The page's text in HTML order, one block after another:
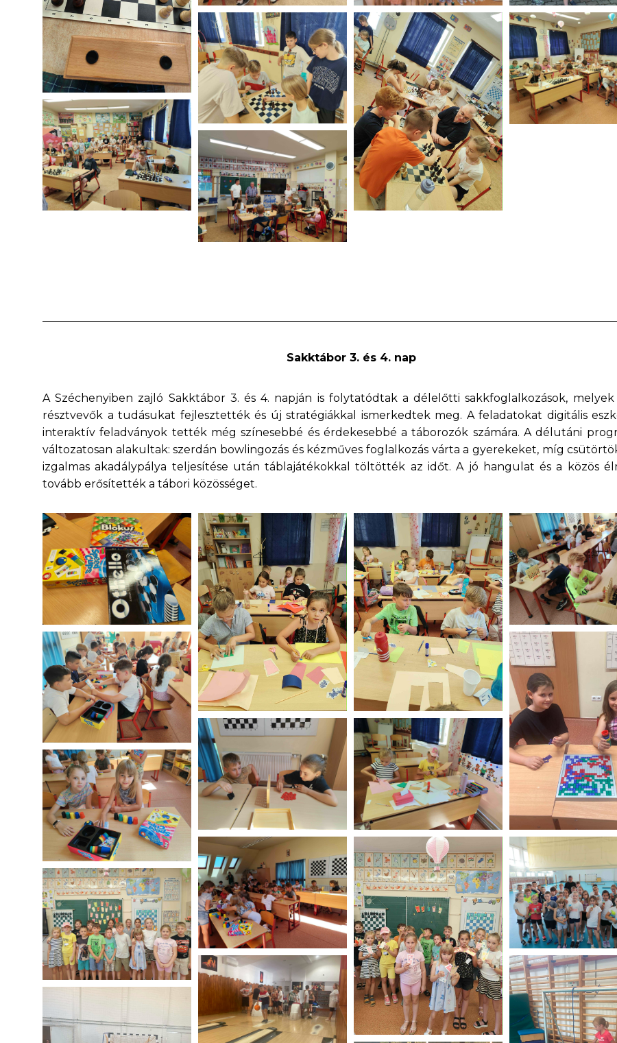
Sakktábor 3. és 4. nap
A Széchenyiben zajló Sakktábor 3. és 4. napján is folytatódtak a délelőtti sakkfoglalkozások, melyek
résztvevők a tudásukat fejlesztették és új stratégiákkal ismerkedtek meg. A feladatokat digitális
interaktív feladványok tették még színesebbé és érdekesebbé a táborozók számára. A délutáni
változatosan alakultak: szerdán bowlingozás és kézműves foglalkozás várta a gyerekeket, míg
izgalmas akadálypálya teljesítése után táblajátékokkal töltötték az időt. A jó hangulat és a közös
tovább erősítették a tábori közösséget.